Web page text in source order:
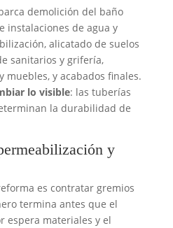
demolición del baño
instalaciones de agua y
alicatado de suelos
sanitarios y grifería,
y acabados finales.
lo visible: las tuberías
la durabilidad de
y
es contratar gremios
termina antes que el
espera materiales y el